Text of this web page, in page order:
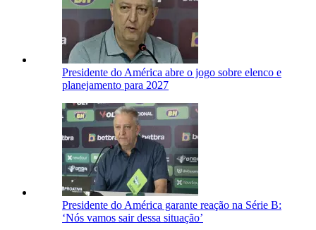
Presidente do América abre o jogo sobre elenco e
planejamento para 2027
Presidente do América garante reação na Série B:
‘Nós vamos sair dessa situação’